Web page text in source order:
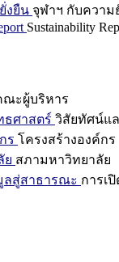
งยืน จุฬาฯ กับความ
Sustainability
ณะผู้บริหาร
ธศาสตร์ วิสัยทัศน์แ
ร โครงสร้างองค์กร
ย สภามหาวิทยาลัย
ลสู่สาธารณะ การเ